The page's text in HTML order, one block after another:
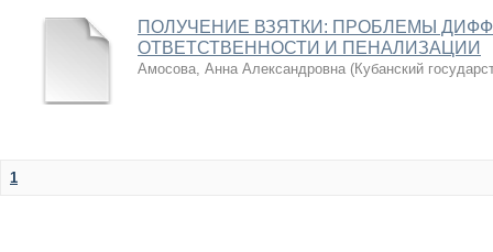
ПОЛУЧЕНИЕ ВЗЯТКИ: ПРОБЛЕМЫ
ОТВЕТСТВЕННОСТИ И ПЕНАЛИЗАЦИИ
Амосова, Анна Александровна (Кубанский
1